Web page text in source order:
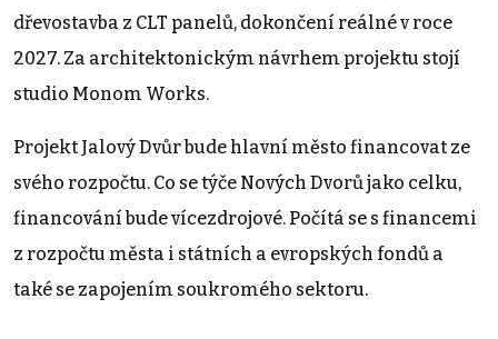
dřevostavba z CLT panelů, dokončení reálné v roce
2027. Za architektonickým návrhem projektu stojí
studio Monom Works.
Projekt Jalový Dvůr bude hlavní město financovat ze
svého rozpočtu. Co se týče Nových Dvorů jako celku,
financování bude vícezdrojové. Počítá se s financemi
z rozpočtu města i státních a evropských fondů a
také se zapojením soukromého sektoru.